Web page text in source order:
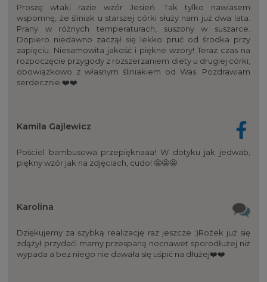
Proszę wtaki razie wzór Jesień. Tak tylko nawiasem
wspomnę, że śliniak u starszej córki służy nam już dwa lata.
Prany w różnych temperaturach, suszony w suszarce.
Dopiero niedawno zaczął się lekko pruć od środka przy
zapięciu. Niesamowita jakość i piękne wzory! Teraz czas na
rozpoczęcie przygody z rozszerzaniem diety u drugiej córki,
obowiązkowo z własnym śliniakiem od Was. Pozdrawiam
serdecznie ❤️❤️
Kamila Gajlewicz
Pościel bambusowa przepięknaaa! W dotyku jak jedwab,
piękny wzór jak na zdjęciach, cudo! 🤩🤩🤩
Karolina
Dziękujemy za szybką realizację raz jeszcze :)Rożek już się
zdążył przydaći mamy przespaną nocnawet sporodłużej niż
wypada a bez niego nie dawała się uśpić na dłużej❤️❤️